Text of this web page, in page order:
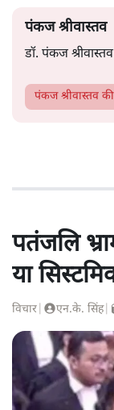
पंकज श्रीवास्तव
डॉ. पंकज
पंकज श्रीवास्तव
पतंजलि
या
विचार एन.के. सिंह|